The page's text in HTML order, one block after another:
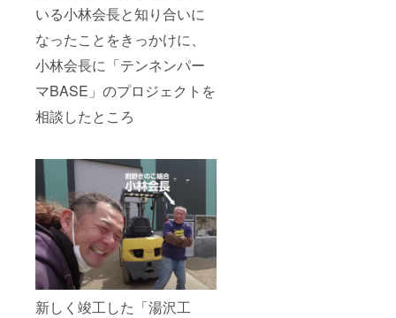
いる小林会長と知り合いに
なったことをきっかけに、
小林会長に「テンネンパー
マBASE」のプロジェクトを
相談したところ
新しく竣工した「湯沢工